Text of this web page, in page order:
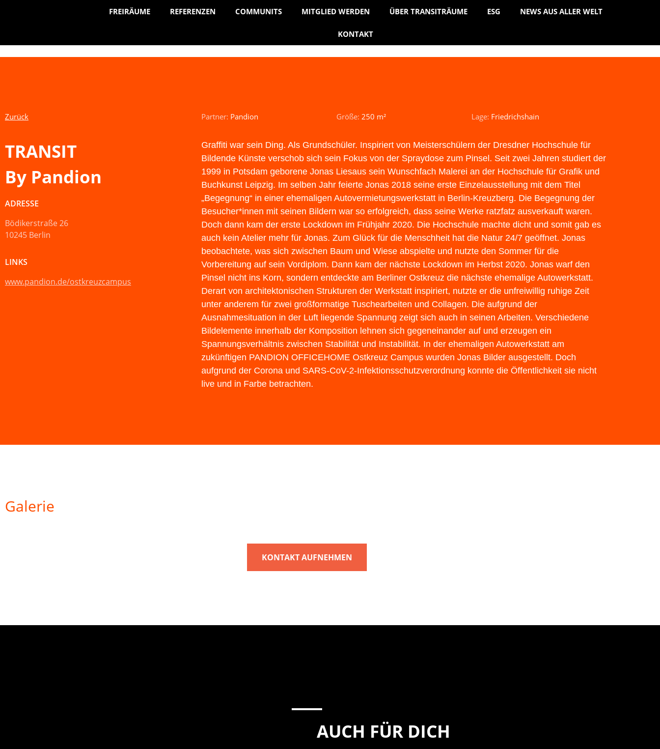
FREIRÄUME REFERENZEN COMMUNITS MITGLIED WERDEN ÜBER TRANSITRÄUME ESG NEWS AUS ALLER WELT
KONTAKT
Zurück Partner: Pandion Größe: 250 m² Lage: Friedrichshain
TRANSIT
By Pandion
ADRESSE
Bödikerstraße 26
10245 Berlin
LINKS
www.pandion.de/ostkreuzcampus
Graffiti war sein Ding. Als Grundschüler. Inspiriert von Meisterschülern der Dresdner Hochschule für
Bildende Künste verschob sich sein Fokus von der Spraydose zum Pinsel. Seit zwei Jahren studiert der
1999 in Potsdam geborene Jonas Liesaus sein Wunschfach Malerei an der Hochschule für Grafik und
Buchkunst Leipzig. Im selben Jahr feierte Jonas 2018 seine erste Einzelausstellung mit dem Titel
„Begegnung“ in einer ehemaligen Autovermietungswerkstatt in Berlin-Kreuzberg. Die Begegnung der
Besucher*innen mit seinen Bildern war so erfolgreich, dass seine Werke ratzfatz ausverkauft waren.
Doch dann kam der erste Lockdown im Frühjahr 2020. Die Hochschule machte dicht und somit gab es
auch kein Atelier mehr für Jonas. Zum Glück für die Menschheit hat die Natur 24/7 geöffnet. Jonas
beobachtete, was sich zwischen Baum und Wiese abspielte und nutzte den Sommer für die
Vorbereitung auf sein Vordiplom. Dann kam der nächste Lockdown im Herbst 2020. Jonas warf den
Pinsel nicht ins Korn, sondern entdeckte am Berliner Ostkreuz die nächste ehemalige Autowerkstatt.
Derart von architektonischen Strukturen der Werkstatt inspiriert, nutzte er die unfreiwillig ruhige Zeit
unter anderem für zwei großformatige Tuschearbeiten und Collagen. Die aufgrund der
Ausnahmesituation in der Luft liegende Spannung zeigt sich auch in seinen Arbeiten. Verschiedene
Bildelemente innerhalb der Komposition lehnen sich gegeneinander auf und erzeugen ein
Spannungsverhältnis zwischen Stabilität und Instabilität. In der ehemaligen Autowerkstatt am
zukünftigen PANDION OFFICEHOME Ostkreuz Campus wurden Jonas Bilder ausgestellt. Doch
aufgrund der Corona und SARS-CoV-2-Infektionsschutzverordnung konnte die Öffentlichkeit sie nicht
live und in Farbe betrachten.
Galerie
KONTAKT AUFNEHMEN
AUCH FÜR DICH